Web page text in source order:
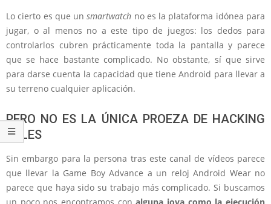
Lo cierto es que unsmartwatch no es la plataforma idónea para
jugar, o al menos no a este tipo de juegos: los dedos para
controlarlos cubren prácticamente toda la pantalla y parece
que se hace bastante complicado. No obstante, sí que sirve
para darse cuenta la capacidad que tiene Android para llevar a
su terreno cualquier aplicación.
PERO NO ES LA ÚNICA PROEZA DE HACKING
JULES
Sin embargo para la persona tras este canal de vídeos parece
que llevar la Game Boy Advance a un reloj Android Wear no
parece que haya sido su trabajo más complicado. Si buscamos